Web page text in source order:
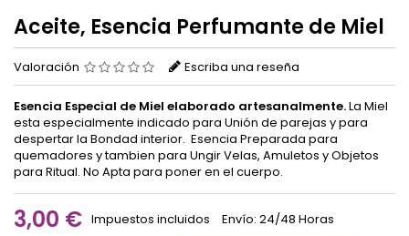
Aceite, Esencia Perfumante de Miel
Valoración Escriba una reseña
Esencia Especial de Miel elaborado artesanalmente.La Miel
esta especialmente indicado para Unión de parejas y para
despertar la Bondad interior. Esencia Preparada para
quemadores y tambien para Ungir Velas, Amuletos y Objetos
para Ritual. No Apta para poner en el cuerpo.
3,00 € Impuestos incluidos Envío: 24/48 Horas